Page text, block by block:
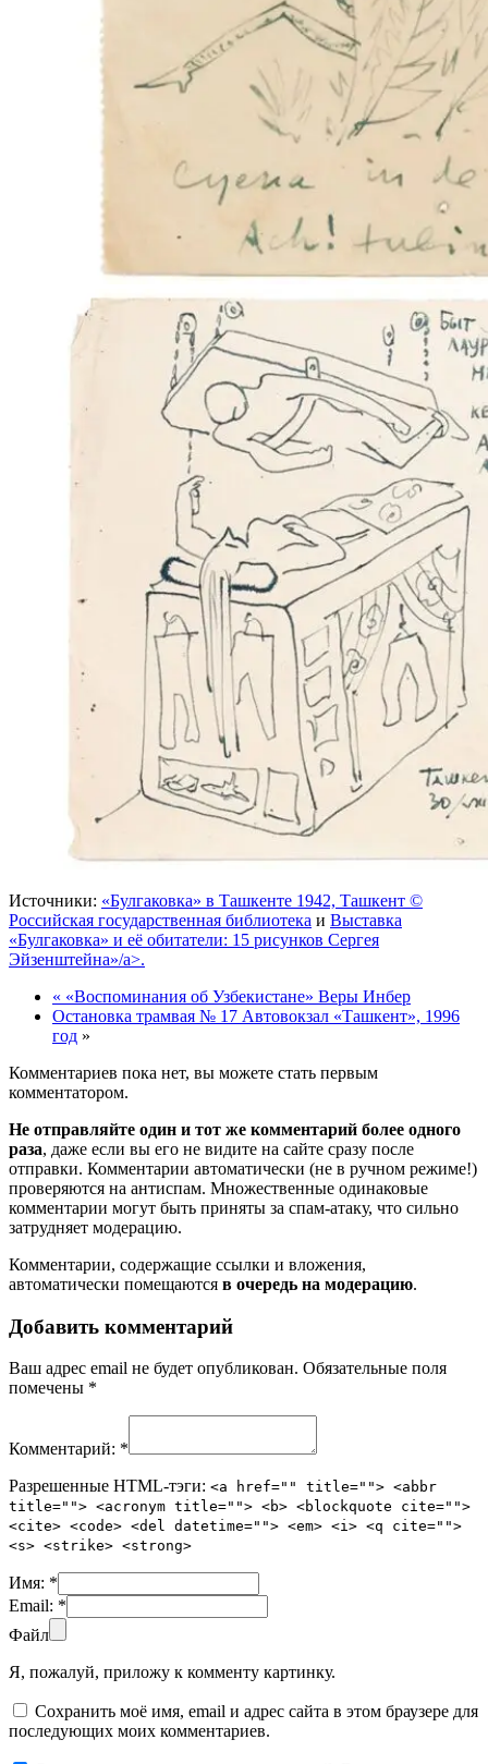
Источники: «Булгаковка» в Ташкенте 1942, Ташкент ©
Российская государственная библиотека и Выставка
«Булгаковка» и её обитатели: 15 рисунков Сергея
Эйзенштейна»/a>.
« «Воспоминания об Узбекистане» Веры Инбер
Остановка трамвая № 17 Автовокзал «Ташкент», 1996
год »
Комментариев пока нет, вы можете стать первым
комментатором.
Не отправляйте один и тот же комментарий более одного
раза, даже если вы его не видите на сайте сразу после
отправки. Комментарии автоматически (не в ручном режиме!)
проверяются на антиспам. Множественные одинаковые
комментарии могут быть приняты за спам-атаку, что сильно
затрудняет модерацию.
Комментарии, содержащие ссылки и вложения,
автоматически помещаются в очередь на модерацию.
Добавить комментарий
Ваш адрес email не будет опубликован. Обязательные поля
помечены *
Комментарий: *
Разрешенные HTML-тэги: <a href="" title=""> <abbr
title=""> <acronym title=""> <b> <blockquote cite="">
<cite> <code> <del datetime=""> <em> <i> <q cite="">
<s> <strike> <strong>
Имя: *
Email: *
Файл
Я, пожалуй, приложу к комменту картинку.
Сохранить моё имя, email и адрес сайта в этом браузере для
последующих моих комментариев.